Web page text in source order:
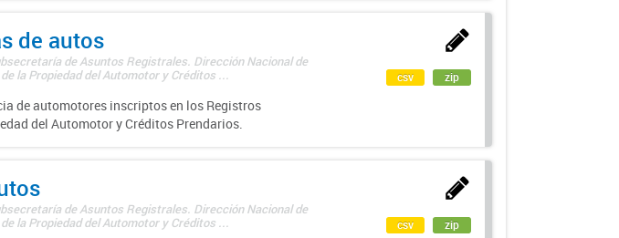
de autos
de Asuntos Registrales. Dirección Nacional de
la Propiedad del Automotor y Créditos ...
de automotores inscriptos en los Registros
del Automotor y Créditos Prendarios.
csv zip
de Asuntos Registrales. Dirección Nacional de
la Propiedad del Automotor y Créditos ...
csv zip